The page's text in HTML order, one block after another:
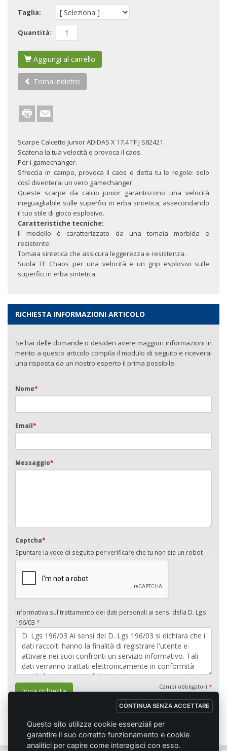
Taglia:
Quantità:
Aggiungi al carrello
Torna indietro
Scarpe Calcetto Junior ADIDAS X 17.4 TF J S82421.
Scatena la tua velocità e provoca il caos.
Per i gamechanger.
Sfreccia in campo, provoca il caos e detta tu le regole: solo
così diventerai un vero gamechanger.
Queste scarpe da calcio junior garantiscono una velocità
ineguagliabile sulle superfici in erba sintetica, assecondando
il tuo stile di gioco esplosivo.
Caratteristiche tecniche:
Il modello è caratterizzato da una tomaia morbida e
resistente.
Tomaia sintetica che assicura leggerezza e resistenza.
Suola TF Chaos per una velocità e un grip esplosivi sulle
superfici in erba sintetica.
RICHIESTA INFORMAZIONI ARTICOLO
Se hai delle domande o desideri avere maggiori informazioni in
merito a questo articolo compila il modulo di seguito e riceverai
una risposta da un nostro esperto il prima possibile.
Nome*
Email*
Messaggio*
Captcha*
Spuntare la voce di seguito per verificare che tu non sia un robot
Informativa sul trattamento dei dati personali ai sensi della D. Lgs
196/03 *
Invia richiesta Campi obbligatori *
CONTINUA SENZA ACCETTARE
Questo sito utilizza cookie essenziali per
garantire il suo corretto funzionamento e cookie
analitici per capire come interagisci con esso.